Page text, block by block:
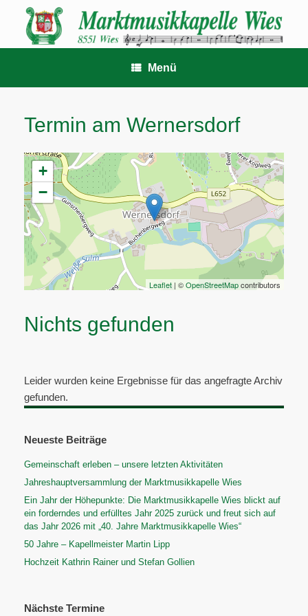
springen
Menü
Termin am Wernersdorf
+
−
Leaflet | ©OpenStreetMapcontributors
Nichts gefunden
Leider wurden keine Ergebnisse für das angefragte Archiv
gefunden.
Neueste Beiträge
Gemeinschaft erleben – unsere letzten Aktivitäten
Jahreshauptversammlung der Marktmusikkapelle Wies
Ein Jahr der Höhepunkte: Die Marktmusikkapelle Wies blickt auf
ein forderndes und erfülltes Jahr 2025 zurück und freut sich auf
das Jahr 2026 mit „40. Jahre Marktmusikkapelle Wies“
50 Jahre – Kapellmeister Martin Lipp
Hochzeit Kathrin Rainer und Stefan Gollien
Nächste Termine